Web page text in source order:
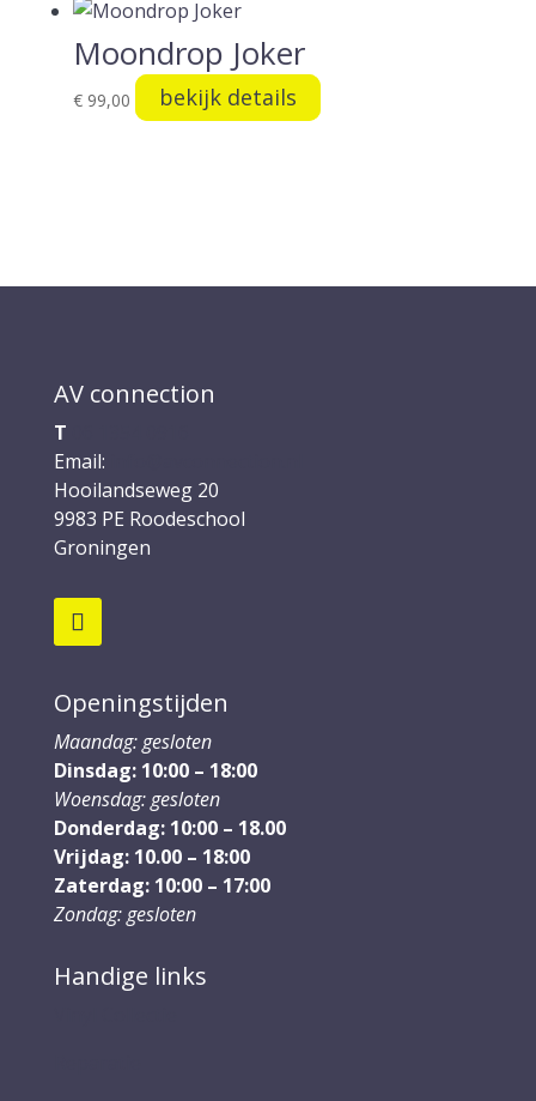
Moondrop Joker
€99,00 bekijk details
AV connection
T
Email:
Hooilandseweg 20
9983 PE Roodeschool
Groningen
Openingstijden
Maandag: gesloten
Dinsdag: 10:00 – 18:00
Woensdag: gesloten
Donderdag: 10:00 – 18.00
Vrijdag: 10.00 – 18:00
Zaterdag: 10:00 – 17:00
Zondag: gesloten
Handige links